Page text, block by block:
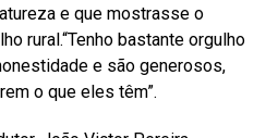
e que mostrasse o
rural.“Tenho bastante orgulho
e são generosos,
o que eles têm”.